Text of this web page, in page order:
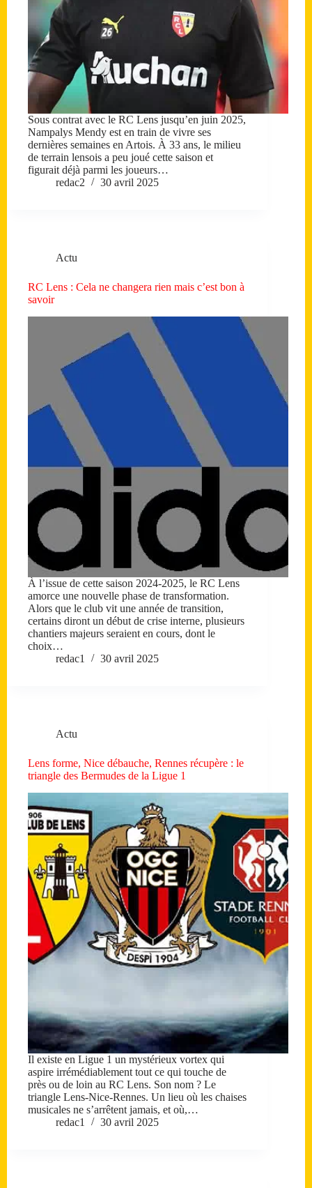
Sous contrat avec le RC Lens jusqu’en juin 2025,
Nampalys Mendy est en train de vivre ses
dernières semaines en Artois. À 33 ans, le milieu
de terrain lensois a peu joué cette saison et
figurait déjà parmi les joueurs…
redac2
30 avril 2025
Actu
RC Lens : Cela ne changera rien mais c’est bon à
savoir
À l’issue de cette saison 2024-2025, le RC Lens
amorce une nouvelle phase de transformation.
Alors que le club vit une année de transition,
certains diront un début de crise interne, plusieurs
chantiers majeurs seraient en cours, dont le
choix…
redac1
30 avril 2025
Actu
Lens forme, Nice débauche, Rennes récupère : le
triangle des Bermudes de la Ligue 1
Il existe en Ligue 1 un mystérieux vortex qui
aspire irrémédiablement tout ce qui touche de
près ou de loin au RC Lens. Son nom ? Le
triangle Lens-Nice-Rennes. Un lieu où les chaises
musicales ne s’arrêtent jamais, et où,…
redac1
30 avril 2025